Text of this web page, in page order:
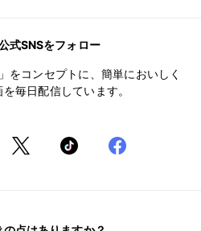
式SNSをフォロー
をコンセプトに、簡単においしく
毎日配信しています。